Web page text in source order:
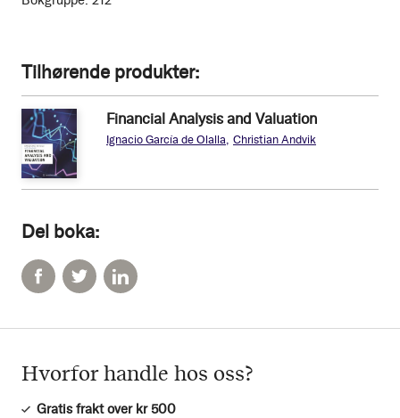
Tilhørende produkter
Financial Analysis and Valuation
Ignacio García de Olalla Christian Andvik
kr 719
Del boka:
Hvorfor handle hos oss?
Gratis frakt over kr 500